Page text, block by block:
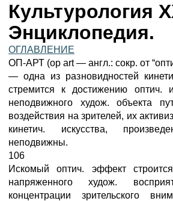
Культурология
Энциклопедия.
ОГЛАВЛЕНИЕ
ОП-АРТ (op art — англ.: сокр. от
— одна из разновидностей
стремится к достижению оптич.
неподвижного худож. объекта
воздействия на зрителей, их
кинетич. искусства,
неподвижны.
106
Искомый оптич. эффект
напряженного худож.
концентрации зрительского